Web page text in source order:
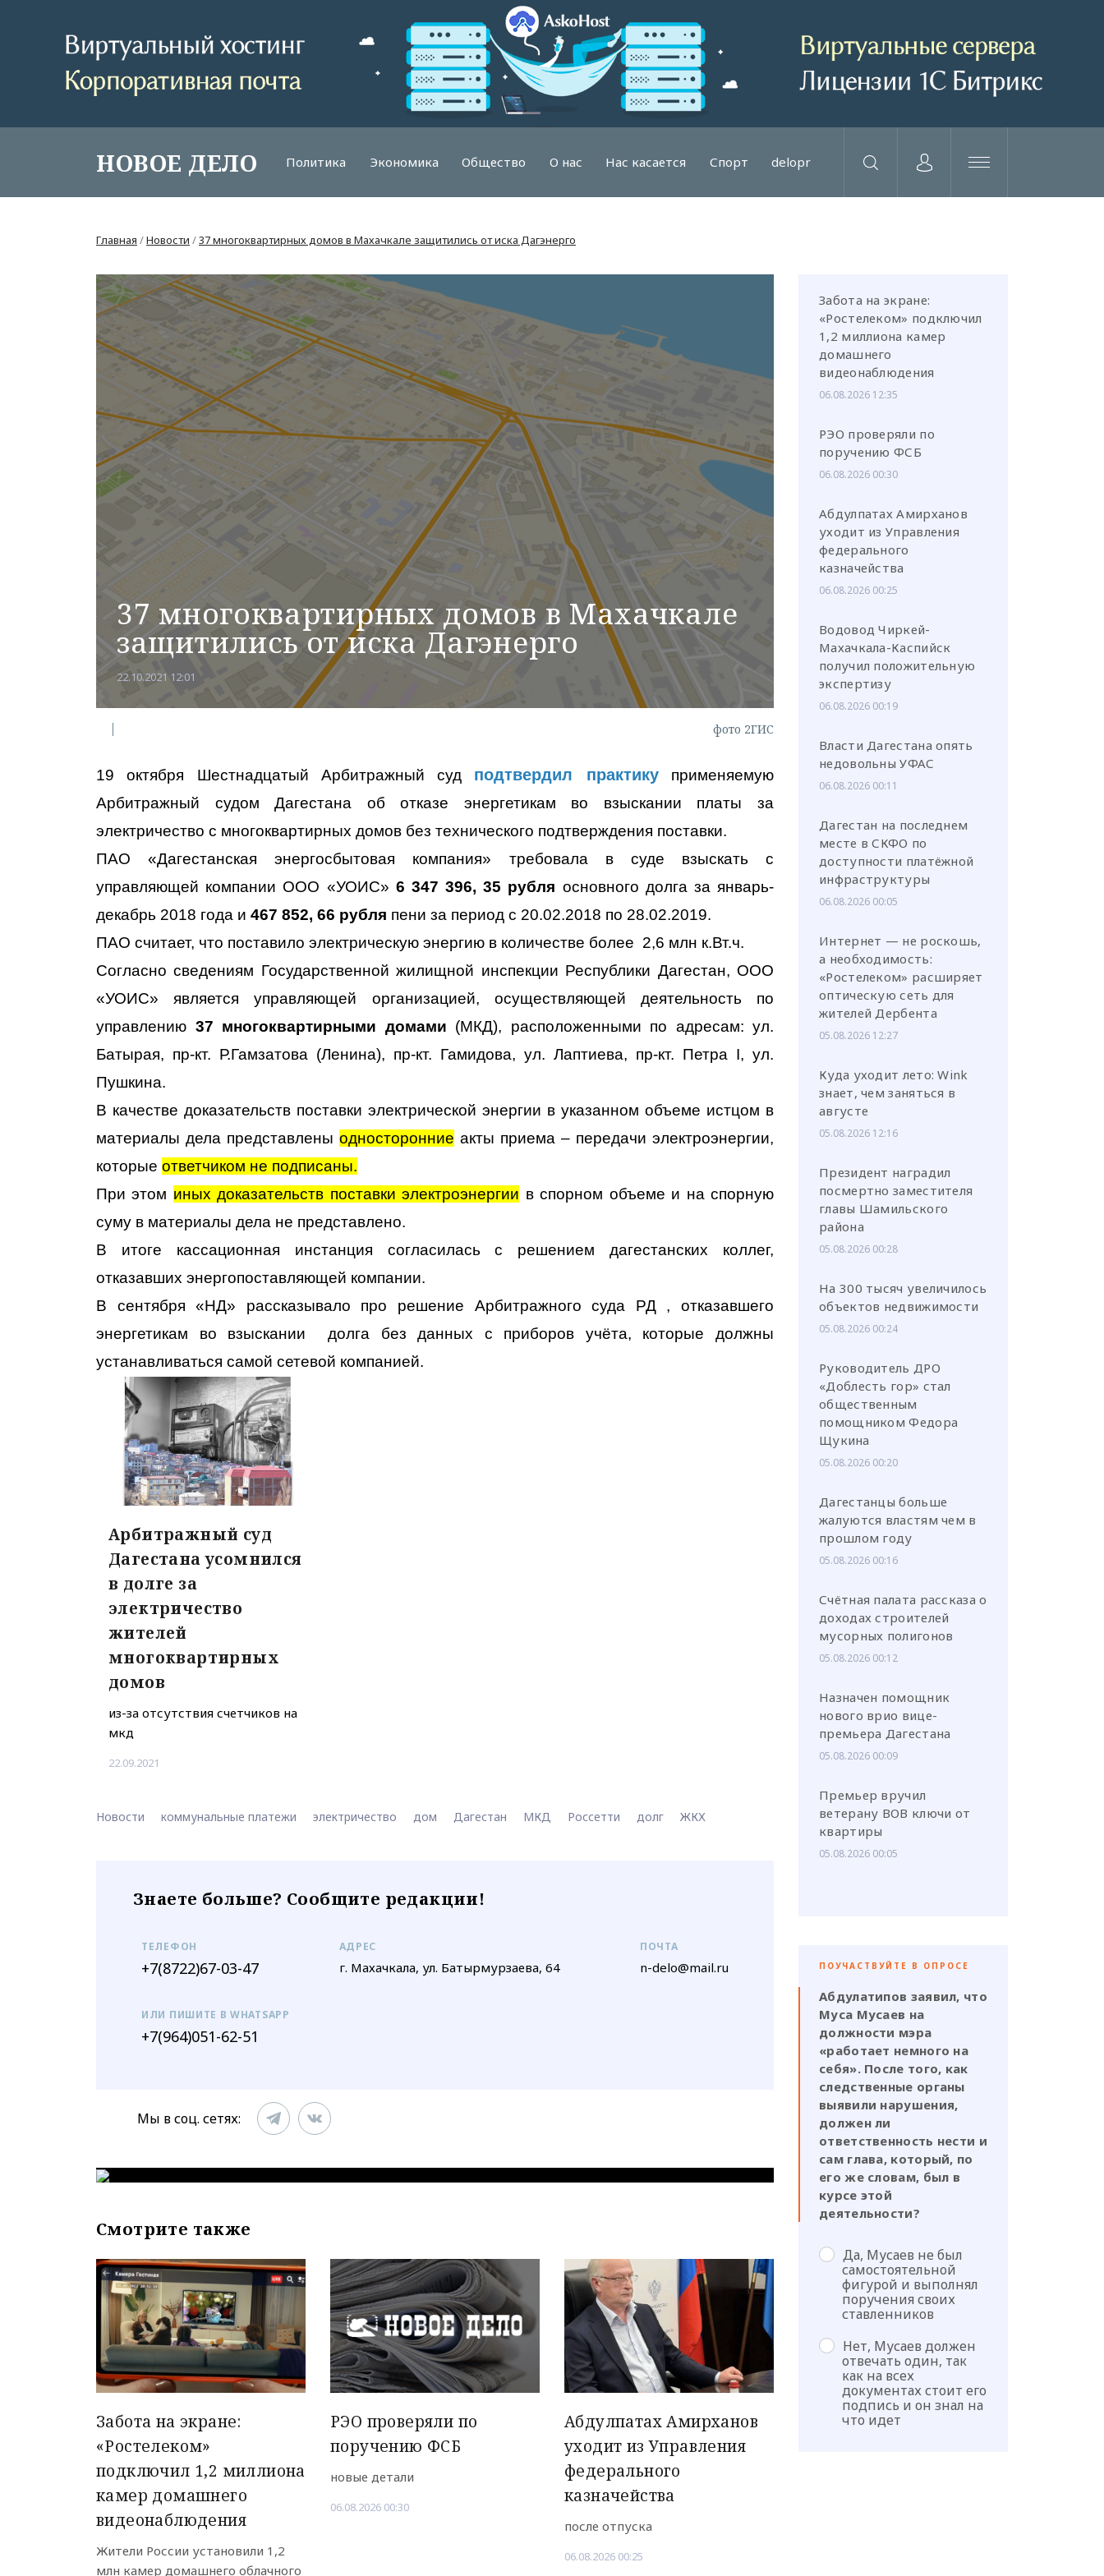
НОВОЕ ДЕЛО Политика Экономика Общество О нас Нас касается Спорт delopr
или через соц. сети
Главная /Новости /37 многоквартирных домов в Махачкале защитились от иска Дагэнерго
37 многоквартирных домов в Махачкале
защитились от иска Дагэнерго
22.10.2021 12:01
фото 2ГИС
19 октября Шестнадцатый Арбитражный суд подтвердил практикуприменяемую
Арбитражный судом Дагестана об отказе энергетикам во взыскании платы за
электричество с многоквартирных домов без технического подтверждения поставки.
ПАО «Дагестанская энергосбытовая компания» требовала в суде взыскать с
управляющей компании ООО «УОИС» 6 347 396, 35 рубля основного долга за январь-
декабрь 2018 года и 467 852, 66 рубля пени за период с 20.02.2018 по 28.02.2019.
ПАО считает, что поставило электрическую энергию в количестве более 2,6 млн к.Вт.ч.
Согласно сведениям Государственной жилищной инспекции Республики Дагестан, ООО
«УОИС» является управляющей организацией, осуществляющей деятельность по
управлению 37 многоквартирными домами (МКД), расположенными по адресам: ул.
Батырая, пр-кт. Р.Гамзатова (Ленина), пр-кт. Гамидова, ул. Лаптиева, пр-кт. Петра I, ул.
Пушкина.
В качестве доказательств поставки электрической энергии в указанном объеме истцом в
материалы дела представлены односторонние акты приема – передачи электроэнергии,
которые ответчиком не подписаны.
При этом иных доказательств поставки электроэнергии в спорном объеме и на спорную
суму в материалы дела не представлено.
В итоге кассационная инстанция согласилась с решением дагестанских коллег,
отказавших энергопоставляющей компании.
В сентября «НД» рассказывало про решение Арбитражного суда РД , отказавшего
энергетикам во взыскании долга без данных с приборов учёта, которые должны
устанавливаться самой сетевой компанией.
Арбитражный суд
Дагестана усомнился
в долге за
электричество
жителей
многоквартирных
домов
из-за отсутствия счетчиков на
мкд
22.09.2021
Новости коммунальные платежи электричество дом Дагестан МКД Россетти долг ЖКХ
Знаете больше? Сообщите редакции!
ТЕЛЕФОН
+7(8722)67-03-47
АДРЕС
г. Махачкала, ул. Батырмурзаева, 64
ПОЧТА
n-delo@mail.ru
ИЛИ ПИШИТЕ В WHATSAPP
+7(964)051-62-51
Мы в соц. сетях:
Смотрите также
Забота на экране:
«Ростелеком»
подключил 1,2 миллиона
камер домашнего
видеонаблюдения
Жители России установили 1,2
млн камер домашнего облачного
РЭО проверяли по
поручению ФСБ
новые детали
06.08.2026 00:30
Абдулпатах Амирханов
уходит из Управления
федерального
казначейства
после отпуска
06.08.2026 00:25
Забота на экране:
«Ростелеком» подключил
1,2 миллиона камер
домашнего
видеонаблюдения
06.08.2026 12:35
РЭО проверяли по
поручению ФСБ
06.08.2026 00:30
Абдулпатах Амирханов
уходит из Управления
федерального
казначейства
06.08.2026 00:25
Водовод Чиркей-
Махачкала-Каспийск
получил положительную
экспертизу
06.08.2026 00:19
Власти Дагестана опять
недовольны УФАС
06.08.2026 00:11
Дагестан на последнем
месте в СКФО по
доступности платёжной
инфраструктуры
06.08.2026 00:05
Интернет — не роскошь,
а необходимость:
«Ростелеком» расширяет
оптическую сеть для
жителей Дербента
05.08.2026 12:27
Куда уходит лето: Wink
знает, чем заняться в
августе
05.08.2026 12:16
Президент наградил
посмертно заместителя
главы Шамильского
района
05.08.2026 00:28
На 300 тысяч увеличилось
объектов недвижимости
05.08.2026 00:24
Руководитель ДРО
«Доблесть гор» стал
общественным
помощником Федора
Щукина
05.08.2026 00:20
Дагестанцы больше
жалуются властям чем в
прошлом году
05.08.2026 00:16
Счётная палата рассказа о
доходах строителей
мусорных полигонов
05.08.2026 00:12
Назначен помощник
нового врио вице-
премьера Дагестана
05.08.2026 00:09
Премьер вручил
ветерану ВОВ ключи от
квартиры
05.08.2026 00:05
ПОУЧАСТВУЙТЕ В ОПРОСЕ
Абдулатипов заявил, что
Муса Мусаев на
должности мэра
«работает немного на
себя». После того, как
следственные органы
выявили нарушения,
должен ли
ответственность нести и
сам глава, который, по
его же словам, был в
курсе этой
деятельности?
Да, Мусаев не был
самостоятельной
фигурой и выполнял
поручения своих
ставленников
Нет, Мусаев должен
отвечать один, так
как на всех
документах стоит его
подпись и он знал на
что идет